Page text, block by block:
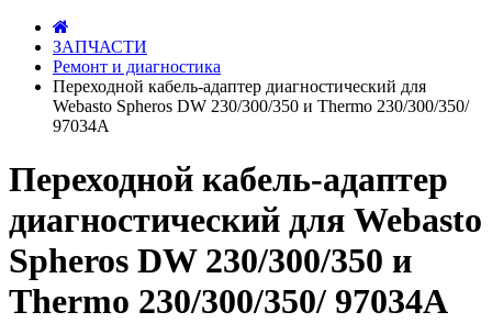
ЗАПЧАСТИ
Ремонт и диагностика
Переходной кабель-адаптер диагностический для
Webasto Spheros DW 230/300/350 и Thermo 230/300/350/
97034A
Переходной кабель-адаптер
диагностический для Webasto
Spheros DW 230/300/350 и
Thermo 230/300/350/ 97034A